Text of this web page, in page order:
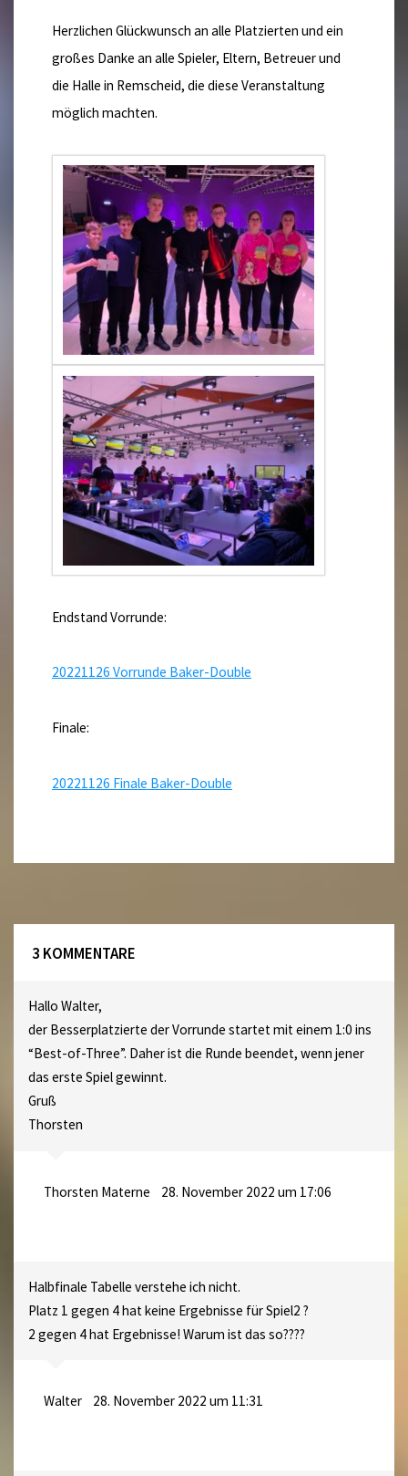
Herzlichen Glückwunsch an alle Platzierten und ein
großes Danke an alle Spieler, Eltern, Betreuer und
die Halle in Remscheid, die diese Veranstaltung
möglich machten.
Endstand Vorrunde:
20221126 Vorrunde Baker-Double
Finale:
20221126 Finale Baker-Double
3 KOMMENTARE
Hallo Walter,
der Besserplatzierte der Vorrunde startet mit einem 1:0 ins
“Best-of-Three”. Daher ist die Runde beendet, wenn jener
das erste Spiel gewinnt.
Gruß
Thorsten
Thorsten Materne 28. November 2022 um 17:06
Halbfinale Tabelle verstehe ich nicht.
Platz 1 gegen 4 hat keine Ergebnisse für Spiel2 ?
2 gegen 4 hat Ergebnisse! Warum ist das so????
Walter 28. November 2022 um 11:31